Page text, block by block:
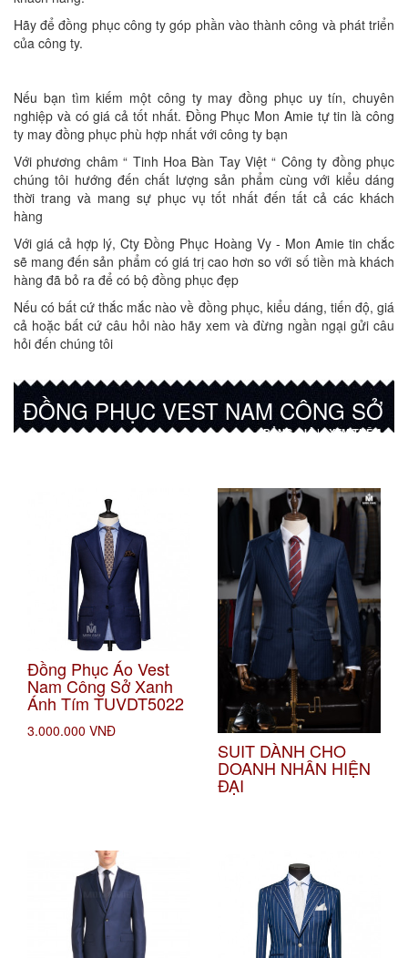
Hãy để đồng phục công ty góp phần vào thành công và phát triển
của công ty.
Nếu bạn tìm kiếm một công ty may đồng phục uy tín, chuyên
nghiệp và có giá cả tốt nhất. Đồng Phục Mon Amie tự tin là công
ty may đồng phục phù hợp nhất với công ty bạn
Với phương châm “ Tinh Hoa Bàn Tay Việt “ Công ty đồng phục
chúng tôi hướng đến chất lượng sản phẩm cùng với kiểu dáng
thời trang và mang sự phục vụ tốt nhất đến tất cả các khách
hàng
Với giá cả hợp lý, Cty Đồng Phục Hoàng Vy - Mon Amie tin chắc
sẽ mang đến sản phẩm có giá trị cao hơn so với số tiền mà khách
hàng đã bỏ ra để có bộ đồng phục đẹp
Nếu có bất cứ thắc mắc nào về đồng phục, kiểu dáng, tiến độ, giá
cả hoặc bất cứ câu hỏi nào hãy xem và đừng ngần ngại gửi câu
hỏi đến chúng tôi
ĐỒNG PHỤC VEST NAM CÔNG SỞ
XEM THÊM
BẢNG GIÁ |
Đồng Phục Áo Vest
Nam Công Sở Xanh
Ánh Tím TUVDT5022
3.000.000 VNĐ
SUIT DÀNH CHO
DOANH NHÂN HIỆN
ĐẠI